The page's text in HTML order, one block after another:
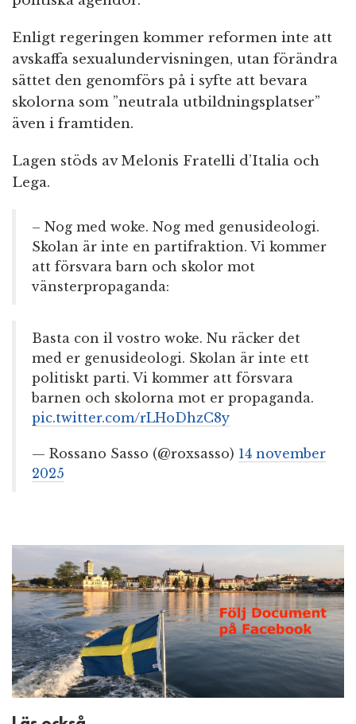
Enligt regeringen kommer reformen inte att
avskaffa sexualundervisningen, utan förändra
sättet den genomförs på i syfte att bevara
skolorna som ”neutrala utbildningsplatser”
även i framtiden.
Lagen stöds av Melonis Fratelli d’Italia och
Lega.
– Nog med woke. Nog med genusideologi.
Skolan är inte en partifraktion. Vi kommer
att försvara barn och skolor mot
vänsterpropaganda:
Basta con il vostro woke. Nu räcker det
med er genusideologi. Skolan är inte ett
politiskt parti. Vi kommer att försvara
barnen och skolorna mot er propaganda.
pic.twitter.com/rLHoDhzC8y
— Rossano Sasso (@roxsasso) 14 november
2025